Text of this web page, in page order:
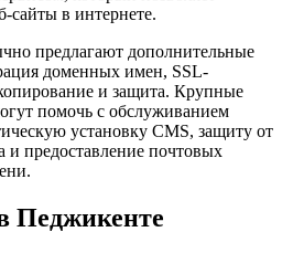
сайты в интернете.
предлагают дополнительные
доменных имен, SSL-
и защита. Крупные
помочь с обслуживанием
установку CMS, защиту от
и предоставление почтовых
Педжикенте